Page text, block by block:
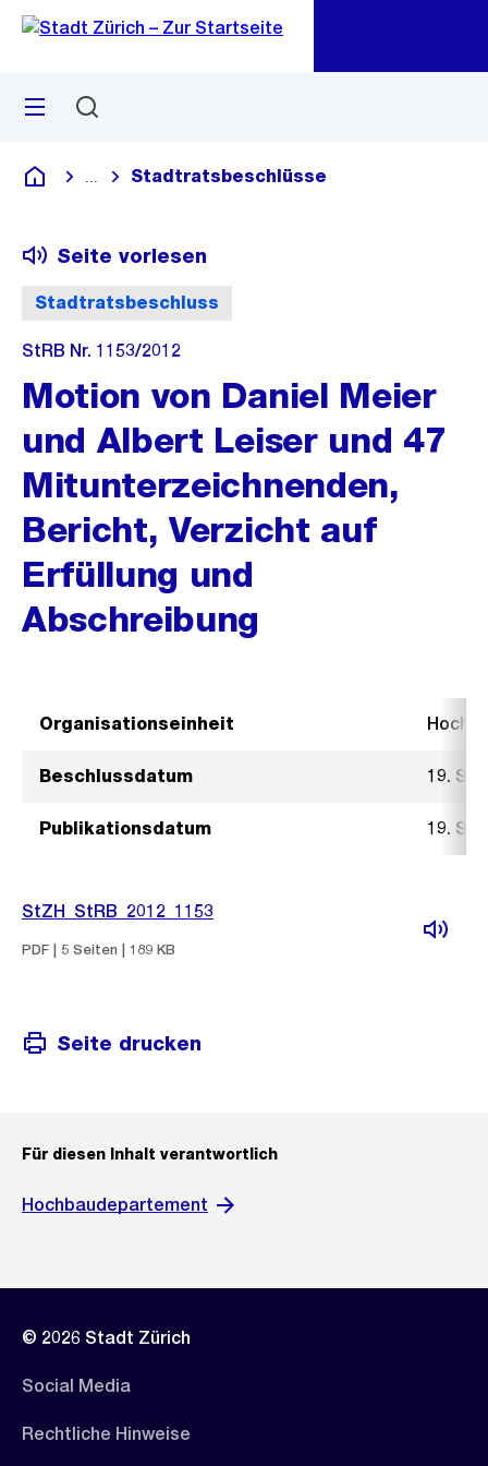
Navigation
Sprunglink
Menü
Deutsch
Blende alle Breadcrumbs ein
Stadtratsbeschlüsse
Stadtratsbeschluss
Seite vorlesen
StRB Nr. 1153/2012
Motion von Daniel Meier
und Albert Leiser und 47
Mitunterzeichnenden,
Bericht, Verzicht auf
Erfüllung und
Abschreibung
Organisationseinheit
Beschlussdatum 19.
Publikationsdatum 19.
StZH_StRB_2012_1153
PDF | 5 Seiten | 189 KB
Seite drucken
Für diesen Inhalt verantwortlich
Hochbaudepartement
© 2026 Stadt Zürich
Social Media
Rechtliche Hinweise